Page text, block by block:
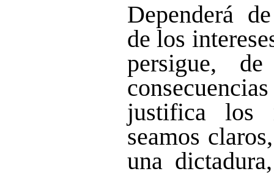
Dependerá
de los
persigue,
justifica los
seamos
una